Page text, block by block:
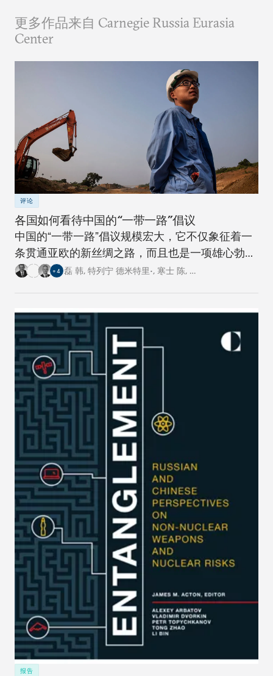
更多作品来自 Carnegie Russia Eurasia
Center
评论
各国如何看待中国的“一带一路”倡议
中国的“一带一路”倡议规模宏大，它不仅象征着一
条贯通亚欧的新丝绸之路，而且也是一项雄心勃勃
的跨国基础设施建设工程。对此，卡内基四个研究
+4 磊 韩, 特列宁 德米特里•, 寒士 陈, …
报告